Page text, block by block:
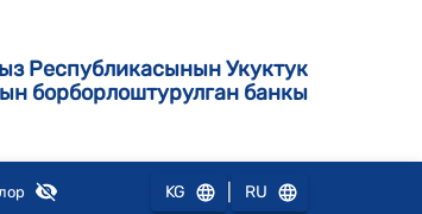
Республикасынын Укуктук
борборлоштурулган банкы
KG RU